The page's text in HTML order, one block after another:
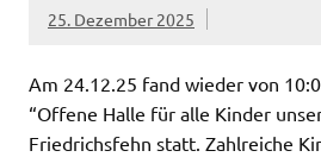
25. Dezember 2025
Am 24.12.25 fand wieder von
“Offene Halle für alle Kinder
Friedrichsfehn statt. Zahlreiche